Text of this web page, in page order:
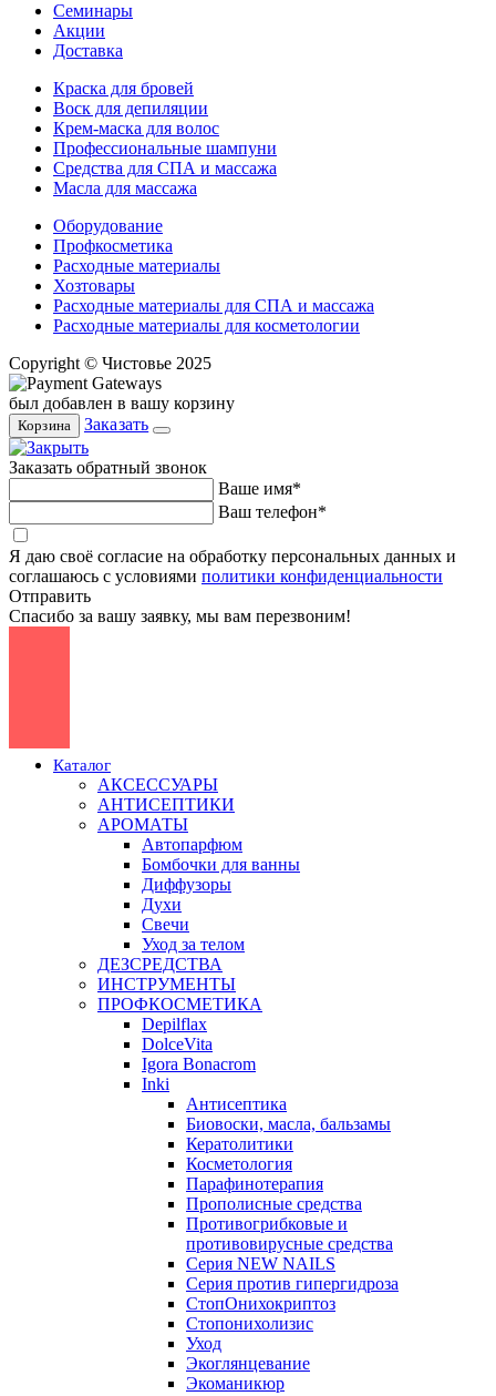
Семинары
Акции
Доставка
Краска для бровей
Воск для депиляции
Крем-маска для волос
Профессиональные шампуни
Средства для СПА и массажа
Масла для массажа
Оборудование
Профкосметика
Расходные материалы
Хозтовары
Расходные материалы для СПА и массажа
Расходные материалы для косметологии
Copyright © Чистовье 2025
был добавлен в вашу корзину
Корзина Заказать
Заказать обратный звонок
Ваше имя*
Ваш телефон*
Я даю своё согласие на обработку персональных данных и
соглашаюсь с условиями политики конфиденциальности
Отправить
Спасибо за вашу заявку, мы вам перезвоним!
Каталог
АКСЕССУАРЫ
АНТИСЕПТИКИ
АРОМАТЫ
Автопарфюм
Бомбочки для ванны
Диффузоры
Духи
Свечи
Уход за телом
ДЕЗСРЕДСТВА
ИНСТРУМЕНТЫ
ПРОФКОСМЕТИКА
Depilflax
DolceVita
Igora Bonacrom
Inki
Антисептика
Биовоски, масла, бальзамы
Кератолитики
Косметология
Парафинотерапия
Прополисные средства
Противогрибковые и
противовирусные средства
Серия NEW NAILS
Серия против гипергидроза
СтопОнихокриптоз
Стопонихолизис
Уход
Экоглянцевание
Экоманикюр